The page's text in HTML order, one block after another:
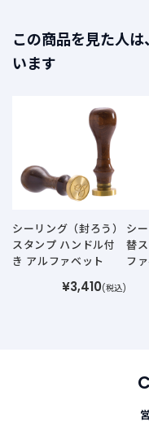
この商品を見た人
います
シーリング（封ろう）
スタンプ ハンドル付
き アルファベット
¥3,410(税込)
シ
替
フ